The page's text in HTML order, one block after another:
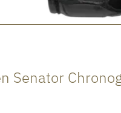
Senator